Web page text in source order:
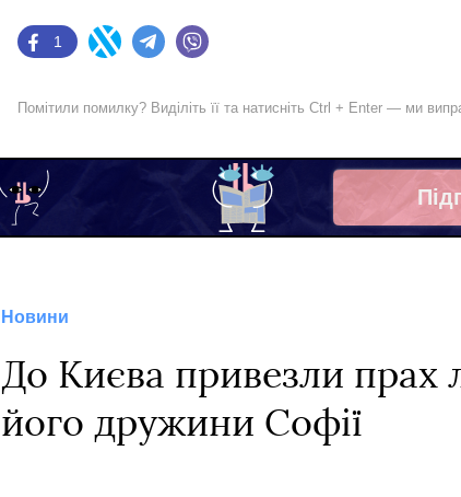
Facebook
1
Twitter Telegram
Помітили помилку? Виділіть її та натисніть Ctrl + Enter — ми
Новини
До Києва привезли прах
його дружини Софії